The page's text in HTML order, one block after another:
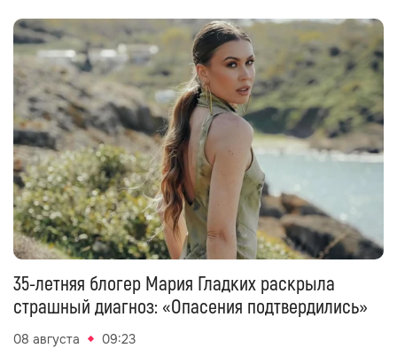
35-летняя блогер Мария Гладких раскрыла
страшный диагноз: «Опасения подтвердились»
08 августа 09:23